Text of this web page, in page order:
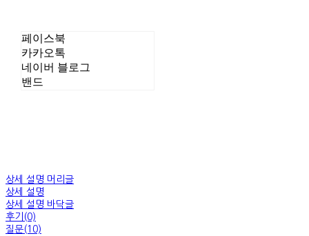
페이스북
카카오톡
네이버 블로그
밴드
상세 설명 머리글
상세 설명
상세 설명 바닥글
후기(0)
질문(10)